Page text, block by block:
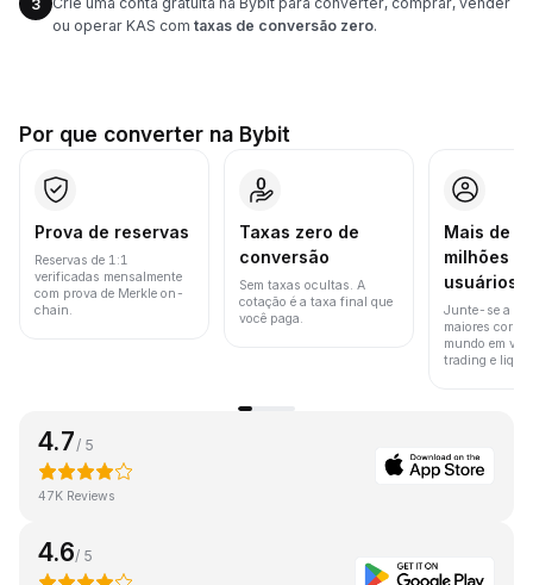
3
ou operar KAS com taxas de conversão zero.
Por que converter na Bybit
Prova de reservas
Reservas de 1:1
verificadas mensalmente
com prova de Merkle on-
chain.
Taxas zero de
conversão
Sem taxas ocultas. A
cotação é a taxa final que
você paga.
Mais de
milhões
usuários
Junte-se a
maiores
mundo em
trading e
4.7 / 5
47K Reviews
4.6/ 5